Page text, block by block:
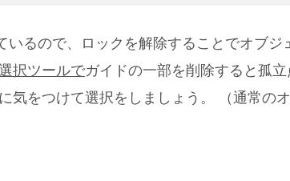
いるので、ロックを解除することでオブジ
択ツールでガイドの一部を削除すると孤
気をつけて選択をしましょう。 （通常の